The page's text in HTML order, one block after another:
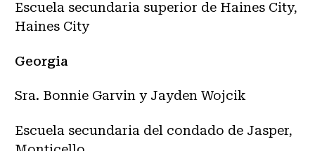
Escuela secundaria superior de Haines City,
Haines City
Georgia
Sra. Bonnie Garvin y Jayden Wojcik
Escuela secundaria del condado de Jasper,